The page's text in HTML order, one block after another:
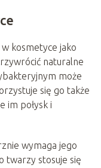
kosmetyce jako
naturalne
może
się go także
im połysk i
wymaga jego
twarzy stosuje się